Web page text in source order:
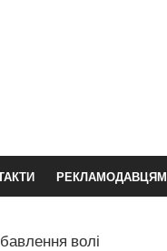
РЕКЛАМОДАВЦЯМ
волі